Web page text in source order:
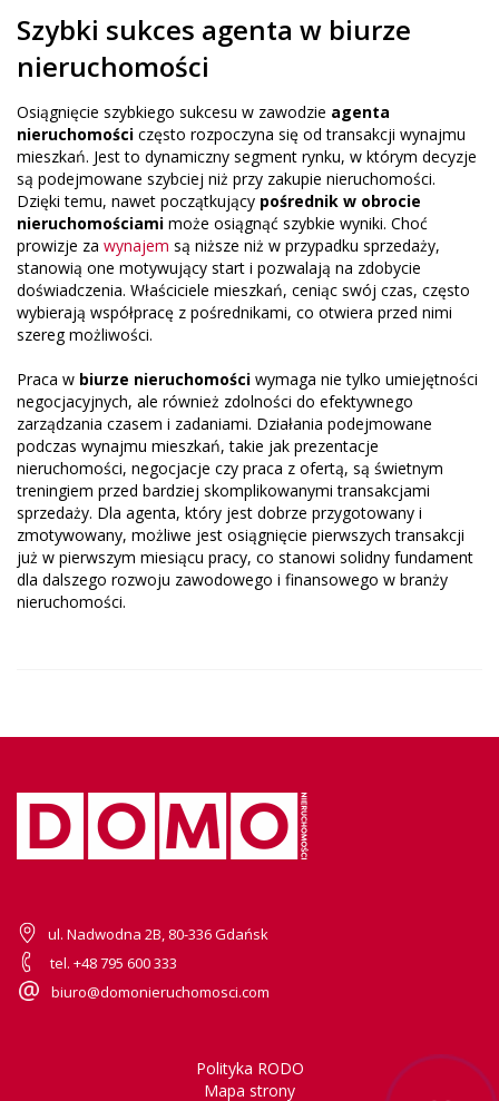
Szybki sukces agenta w biurze
nieruchomości
Osiągnięcie szybkiego sukcesu w zawodzie agenta
nieruchomości często rozpoczyna się od transakcji wynajmu
mieszkań. Jest to dynamiczny segment rynku, w którym decyzje
są podejmowane szybciej niż przy zakupie nieruchomości.
Dzięki temu, nawet początkujący pośrednik w obrocie
nieruchomościami może osiągnąć szybkie wyniki. Choć
prowizje za wynajem są niższe niż w przypadku sprzedaży,
stanowią one motywujący start i pozwalają na zdobycie
doświadczenia. Właściciele mieszkań, ceniąc swój czas, często
wybierają współpracę z pośrednikami, co otwiera przed nimi
szereg możliwości.
Praca w biurze nieruchomości wymaga nie tylko umiejętności
negocjacyjnych, ale również zdolności do efektywnego
zarządzania czasem i zadaniami. Działania podejmowane
podczas wynajmu mieszkań, takie jak prezentacje
nieruchomości, negocjacje czy praca z ofertą, są świetnym
treningiem przed bardziej skomplikowanymi transakcjami
sprzedaży. Dla agenta, który jest dobrze przygotowany i
zmotywowany, możliwe jest osiągnięcie pierwszych transakcji
już w pierwszym miesiącu pracy, co stanowi solidny fundament
dla dalszego rozwoju zawodowego i finansowego w branży
nieruchomości.
ul. Nadwodna 2B, 80-336 Gdańsk
tel. +48 795 600 333
biuro@domonieruchomosci.com
Polityka RODO
Mapa strony